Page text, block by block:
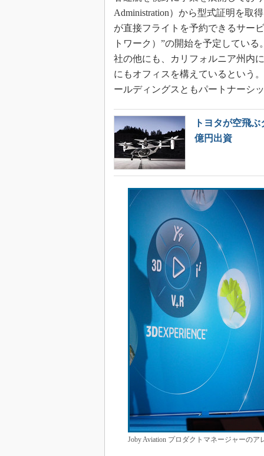
Administration）から型式証明を取
が直接フライトを予約できるサー
トワーク）”の開始を予定してい
社の他にも、カリフォルニア州内
にもオフィスを構えているという
ールディングスともパートナーシ
トヨタが空飛
億円出資
Joby Aviation プロダクトマネージャーの